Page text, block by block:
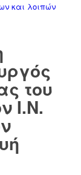
και λοιπών
του
Ι.Ν.